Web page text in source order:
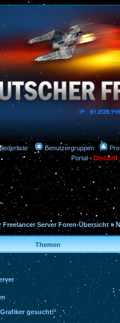
Benutzergruppen
Portal-Discord
Freelancer Server Foren-Übersicht »
Themen
gesucht!²